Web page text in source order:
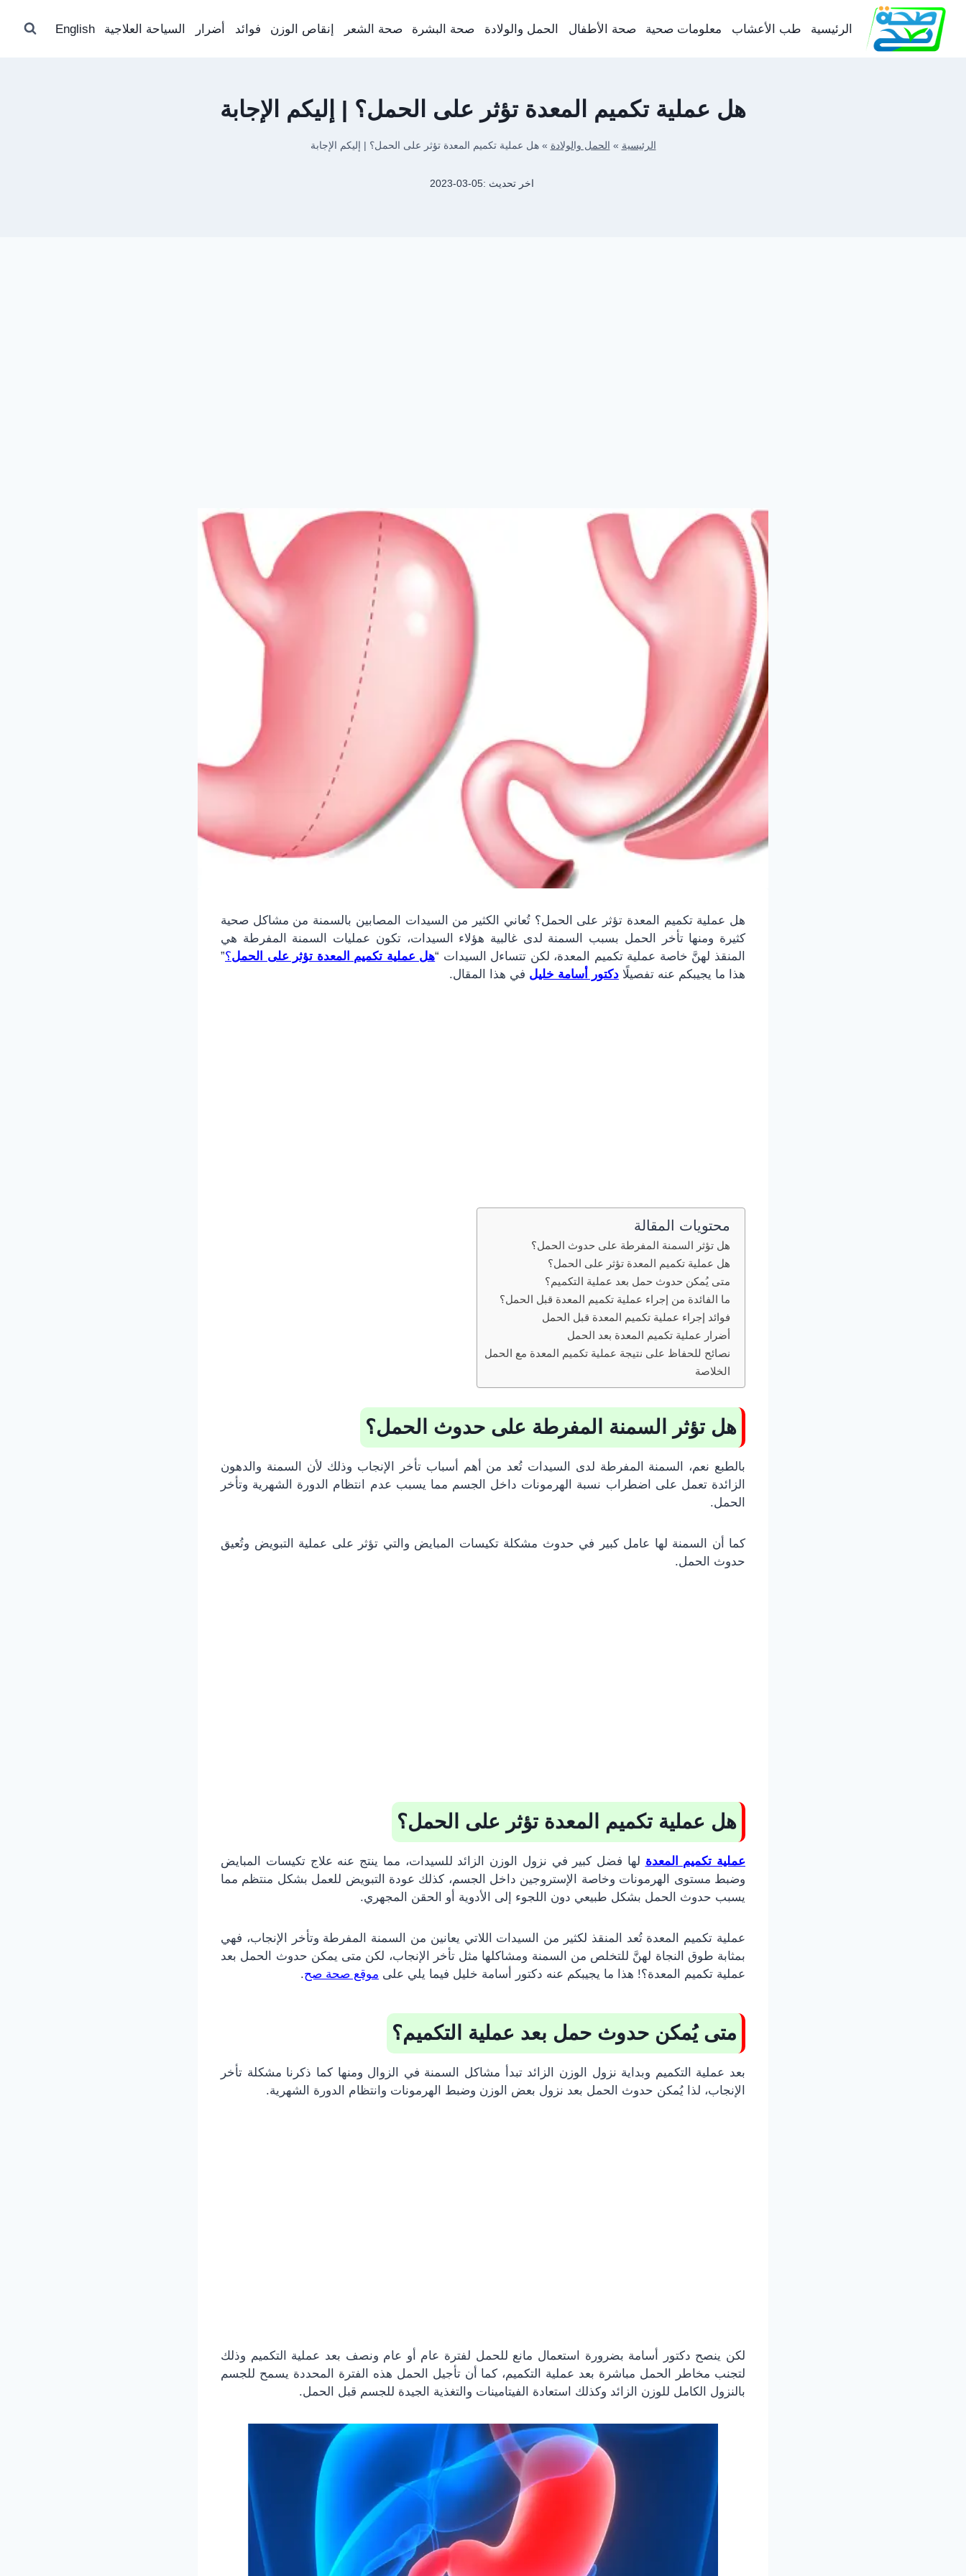
التجاوز
المحتوى
الرئيسية طب الأعشاب معلومات صحية صحة الأطفال الحمل والولادة صحة البشرة صحة الشعر إنقاص الوزن فوائد أضرار السياحة العلاجية English
هل عملية تكميم المعدة تؤثر على الحمل؟ | إليكم الإجابة
الرئيسية » الحمل والولادة »هل عملية تكميم المعدة تؤثر على الحمل؟ | إليكم الإجابة
اخر تحديث :2023-03-05
هل عملية تكميم المعدة تؤثر على الحمل؟ تُعاني الكثير من السيدات المصابين بالسمنة من مشاكل صحية
كثيرة ومنها تأخر الحمل بسبب السمنة لدى غالبية هؤلاء السيدات، تكون عمليات السمنة المفرطة هي
المنقذ لهنَّ خاصة عملية تكميم المعدة، لكن تتساءل السيدات “هل عملية تكميم المعدة تؤثر على الحمل؟”
هذا ما يجيبكم عنه تفصيلًا دكتور أسامة خليل في هذا المقال.
محتويات المقالة
هل تؤثر السمنة المفرطة على حدوث الحمل؟
هل عملية تكميم المعدة تؤثر على الحمل؟
متى يُمكن حدوث حمل بعد عملية التكميم؟
ما الفائدة من إجراء عملية تكميم المعدة قبل الحمل؟
فوائد إجراء عملية تكميم المعدة قبل الحمل
أضرار عملية تكميم المعدة بعد الحمل
نصائح للحفاظ على نتيجة عملية تكميم المعدة مع الحمل
الخلاصة
هل تؤثر السمنة المفرطة على حدوث الحمل؟
بالطبع نعم، السمنة المفرطة لدى السيدات تُعد من أهم أسباب تأخر الإنجاب وذلك لأن السمنة والدهون
الزائدة تعمل على اضطراب نسبة الهرمونات داخل الجسم مما يسبب عدم انتظام الدورة الشهرية وتأخر
الحمل.
كما أن السمنة لها عامل كبير في حدوث مشكلة تكيسات المبايض والتي تؤثر على عملية التبويض وتُعيق
حدوث الحمل.
هل عملية تكميم المعدة تؤثر على الحمل؟
عملية تكميم المعدة لها فضل كبير في نزول الوزن الزائد للسيدات، مما ينتج عنه علاج تكيسات المبايض
وضبط مستوى الهرمونات وخاصة الإستروجين داخل الجسم، كذلك عودة التبويض للعمل بشكل منتظم مما
يسبب حدوث الحمل بشكل طبيعي دون اللجوء إلى الأدوية أو الحقن المجهري.
عملية تكميم المعدة تُعد المنقذ لكثير من السيدات اللاتي يعانين من السمنة المفرطة وتأخر الإنجاب، فهي
بمثابة طوق النجاة لهنَّ للتخلص من السمنة ومشاكلها مثل تأخر الإنجاب، لكن متى يمكن حدوث الحمل بعد
عملية تكميم المعدة؟! هذا ما يجيبكم عنه دكتور أسامة خليل فيما يلي على موقع صحة صح.
متى يُمكن حدوث حمل بعد عملية التكميم؟
بعد عملية التكميم وبداية نزول الوزن الزائد تبدأ مشاكل السمنة في الزوال ومنها كما ذكرنا مشكلة تأخر
الإنجاب، لذا يُمكن حدوث الحمل بعد نزول بعض الوزن وضبط الهرمونات وانتظام الدورة الشهرية.
لكن ينصح دكتور أسامة بضرورة استعمال مانع للحمل لفترة عام أو عام ونصف بعد عملية التكميم وذلك
لتجنب مخاطر الحمل مباشرة بعد عملية التكميم، كما أن تأجيل الحمل هذه الفترة المحددة يسمح للجسم
بالنزول الكامل للوزن الزائد وكذلك استعادة الفيتامينات والتغذية الجيدة للجسم قبل الحمل.